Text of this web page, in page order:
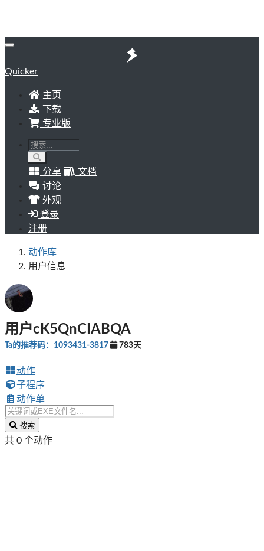
Quicker
主页
下载
专业版
分享
文档
讨论
外观
登录
注册
动作库
用户信息
用户cK5QnCIABQA
Ta的推荐码：1093431-3817 783天
动作
子程序
动作单
搜索
共 0 个动作